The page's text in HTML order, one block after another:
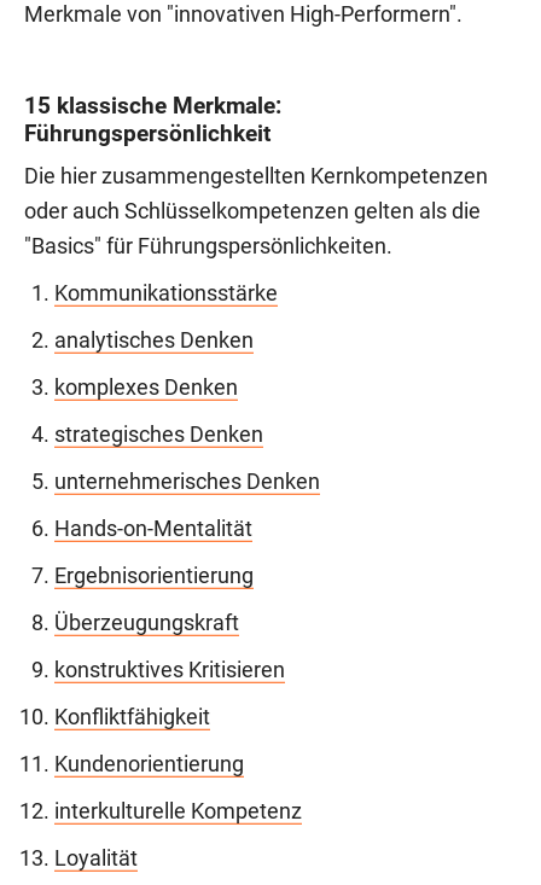
Merkmale von "innovativen High-Performern".
15 klassische Merkmale:
Führungspersönlichkeit
Die hier zusammengestellten Kernkompetenzen
oder auch Schlüsselkompetenzen gelten als die
"Basics" für Führungspersönlichkeiten.
Kommunikationsstärke
analytisches Denken
komplexes Denken
strategisches Denken
unternehmerisches Denken
Hands-on-Mentalität
Ergebnisorientierung
Überzeugungskraft
konstruktives Kritisieren
Konfliktfähigkeit
Kundenorientierung
interkulturelle Kompetenz
Loyalität